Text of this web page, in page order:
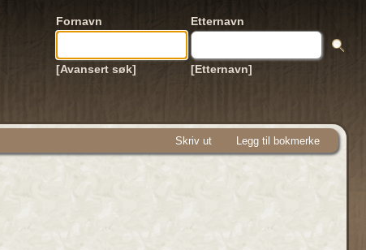
Fornavn Etternavn
[Avansert søk] [Etternavn]
Skriv ut Legg til bokmerke